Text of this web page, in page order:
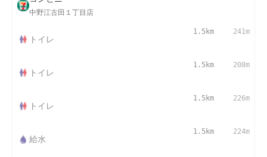
中野江古田１丁目店
トイレ
1.5km 241m
トイレ
1.5km 208m
トイレ
1.5km 226m
給水
1.5km 224m